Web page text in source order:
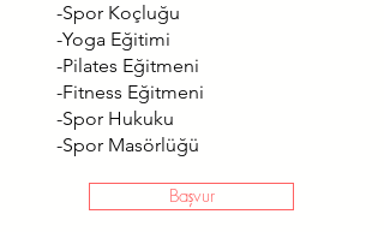
-Spor Koçluğu
-Yoga Eğitimi
-Pilates Eğitmeni
-Fitness Eğitmeni
-Spor Hukuku
-Spor Masörlüğü
Başvur